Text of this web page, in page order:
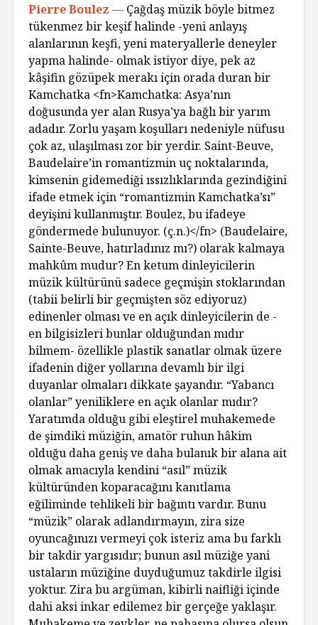
Pierre Boulez — Çağdaş müzik böyle bitmez
tükenmez bir keşif halinde -yeni anlayış
alanlarının keşfi, yeni materyallerle deneyler
yapma halinde- olmak istiyor diye, pek az
kâşifin gözüpek merakı için orada duran bir
Kamchatka <fn>Kamchatka: Asya’nın
doğusunda yer alan Rusya’ya bağlı bir yarım
adadır. Zorlu yaşam koşulları nedeniyle nüfusu
çok az, ulaşılması zor bir yerdir. Saint-Beuve,
Baudelaire’in romantizmin uç noktalarında,
kimsenin gidemediği ıssızlıklarında gezindiğini
ifade etmek için “romantizmin Kamchatka’sı”
deyişini kullanmıştır. Boulez, bu ifadeye
göndermede bulunuyor. (ç.n.)</fn> (Baudelaire,
Sainte-Beuve, hatırladınız mı?) olarak kalmaya
mahkûm mudur? En ketum dinleyicilerin
müzik kültürünü sadece geçmişin stoklarından
(tabii belirli bir geçmişten söz ediyoruz)
edinenler olması ve en açık dinleyicilerin de -
en bilgisizleri bunlar olduğundan mıdır
bilmem- özellikle plastik sanatlar olmak üzere
ifadenin diğer yollarına devamlı bir ilgi
duyanlar olmaları dikkate şayandır. “Yabancı
olanlar” yeniliklere en açık olanlar mıdır?
Yaratımda olduğu gibi eleştirel muhakemede
de şimdiki müziğin, amatör ruhun hâkim
olduğu daha geniş ve daha bulanık bir alana ait
olmak amacıyla kendini “asıl” müzik
kültüründen koparacağını kanıtlama
eğiliminde tehlikeli bir bağıntı vardır. Bunu
“müzik” olarak adlandırmayın, zira size
oyuncağınızı vermeyi çok isteriz ama bu farklı
bir takdir yargısıdır; bunun asıl müziğe yani
ustaların müziğine duyduğumuz takdirle ilgisi
yoktur. Zira bu argüman, kibirli naifliği içinde
dahi aksi inkar edilemez bir gerçeğe yaklaşır.